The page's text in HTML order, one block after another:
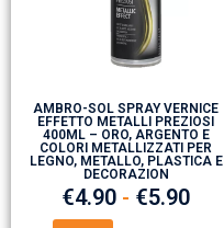
AMBRO-SOL SPRAY VERNICE
EFFETTO METALLI PREZIOSI
400ML – ORO, ARGENTO E
COLORI METALLIZZATI PER
LEGNO, METALLO, PLASTICA E
DECORAZION
€4.90 - €5.90